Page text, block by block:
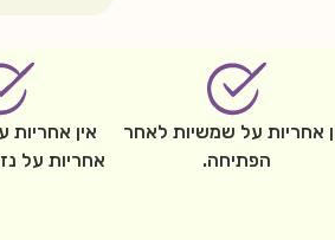
אחריות על שמשיות לאחר
הפתיחה.
אין אחריות
אחריות על